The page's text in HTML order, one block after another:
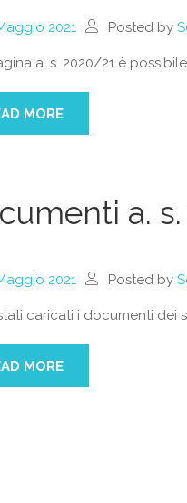
2021 Posted by
a. s. 2020/21 è
MORE
a.
2021 Posted by
caricati i documenti dei
MORE